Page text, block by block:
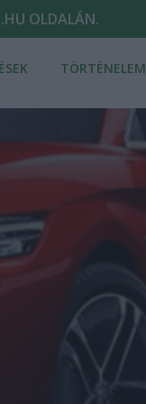
OLDALÁN.
TÖRTÉNELEM